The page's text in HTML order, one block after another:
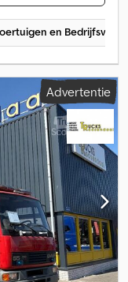
en
Advertentie